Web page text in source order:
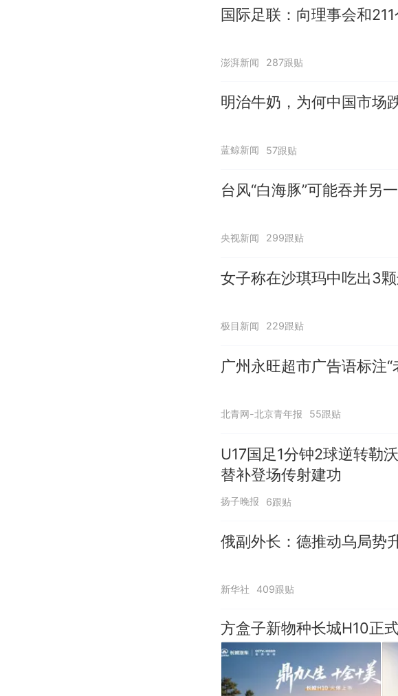
国际足联：向理事会和
澎湃新闻 287跟贴
明治牛奶，为何中国市场
蓝鲸新闻 57跟贴
台风“白海豚”可能吞并另
央视新闻 299跟贴
女子称在沙琪玛中吃出3
极目新闻 229跟贴
广州永旺超市广告语标注
北青网-北京青年报 55跟贴
U17国足1分钟2球逆转勒
替补登场传射建功
扬子晚报 6跟贴
俄副外长：德推动乌局势
新华社 409跟贴
方盒子新物种长城H10正